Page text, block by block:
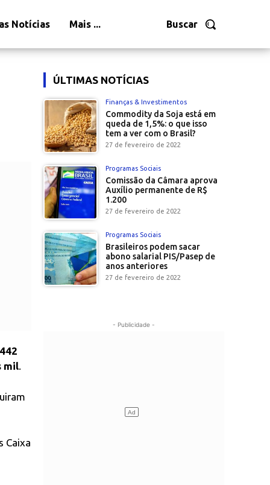
Buscar
Notícias Mais ...
mil.
Caixa
ÚLTIMAS NOTÍCIAS
Finanças & Investimentos
Commodity da Soja está em
queda de 1,5%: o que isso
tem a ver com o Brasil?
27 de fevereiro de 2022
Programas Sociais
Comissão da Câmara aprova
Auxílio permanente de R$
1.200
27 de fevereiro de 2022
Programas Sociais
Brasileiros podem sacar
abono salarial PIS/Pasep de
anos anteriores
27 de fevereiro de 2022
- Publicidade -